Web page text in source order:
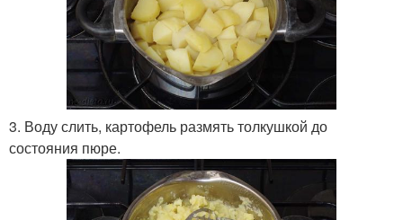
3. Воду слить, картофель размять толкушкой до
состояния пюре.